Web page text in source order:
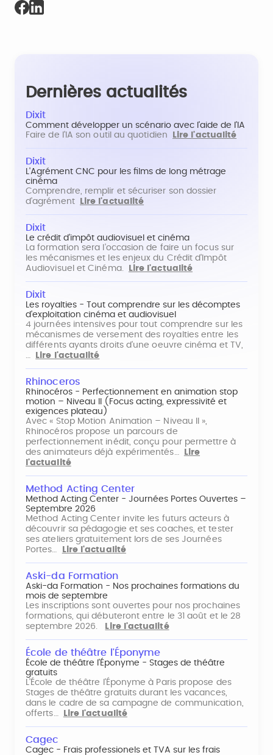
Dernières actualités
Dixit
Comment développer un scénario avec l'aide de l'IA
Faire de l'IA son outil au quotidien
Lire l'actualité
Dixit
L'Agrément CNC pour les films de long métrage
cinéma
Comprendre, remplir et sécuriser son dossier
d'agrément
Lire l'actualité
Dixit
Le crédit d'impôt audiovisuel et cinéma
La formation sera l'occasion de faire un focus sur
les mécanismes et les enjeux du Crédit d'Impôt
Audiovisuel et Cinéma.
Lire l'actualité
Dixit
Les royalties - Tout comprendre sur les décomptes
d'exploitation cinéma et audiovisuel
4 journées intensives pour tout comprendre sur les
mécanismes de versement des royalties entre les
différents ayants droits d'une oeuvre cinéma et TV,
…
Lire l'actualité
Rhinoceros
Rhinocéros - Perfectionnement en animation stop
motion – Niveau II (Focus acting, expressivité et
exigences plateau)
Avec « Stop Motion Animation – Niveau II »,
Rhinocéros propose un parcours de
perfectionnement inédit, conçu pour permettre à
des animateurs déjà expérimentés…
Lire
l'actualité
Method Acting Center
Method Acting Center - Journées Portes Ouvertes –
Septembre 2026
Method Acting Center invite les futurs acteurs à
découvrir sa pédagogie et ses coaches, et tester
ses ateliers gratuitement lors de ses Journées
Portes…
Lire l'actualité
Aski-da Formation
Aski-da Formation - Nos prochaines formations du
mois de septembre
Les inscriptions sont ouvertes pour nos prochaines
formations, qui débuteront entre le 31 août et le 28
septembre 2026.
Lire l'actualité
École de théâtre l'Éponyme
École de théâtre l'Éponyme - Stages de théâtre
gratuits
L'École de théâtre l'Éponyme à Paris propose des
Stages de théâtre gratuits durant les vacances,
dans le cadre de sa campagne de communication,
offerts…
Lire l'actualité
Cagec
Cagec - Frais professionels et TVA sur les frais